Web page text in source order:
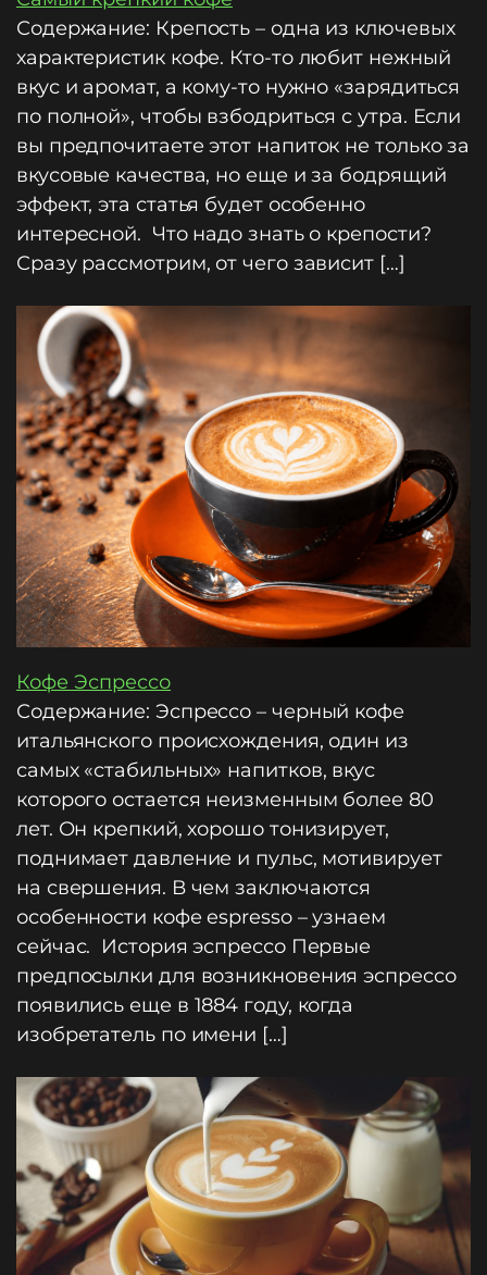
Содержание: Крепость – одна из ключевых
характеристик кофе. Кто-то любит нежный
вкус и аромат, а кому-то нужно «зарядиться
по полной», чтобы взбодриться с утра. Если
вы предпочитаете этот напиток не только за
вкусовые качества, но еще и за бодрящий
эффект, эта статья будет особенно
интересной. Что надо знать о крепости?
Сразу рассмотрим, от чего зависит […]
Кофе Эспрессо
Содержание: Эспрессо – черный кофе
итальянского происхождения, один из
самых «стабильных» напитков, вкус
которого остается неизменным более 80
лет. Он крепкий, хорошо тонизирует,
поднимает давление и пульс, мотивирует
на свершения. В чем заключаются
особенности кофе espresso – узнаем
сейчас. История эспрессо Первые
предпосылки для возникновения эспрессо
появились еще в 1884 году, когда
изобретатель по имени […]